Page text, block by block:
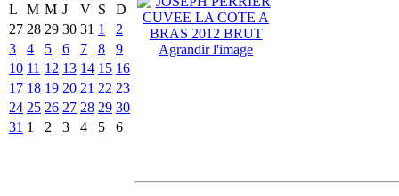
L
M M J V S
D
27 28 29 30 31 1
2
3
4 5 6 7 8
9
10 11 12 13 14 15 16
17 18 19 20 21 22 23
24 25 26 27 28 29 30
31 1 2 3 4 5 6
Agrandir l'image